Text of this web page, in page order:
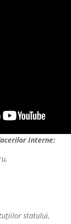
Interne:
statului,